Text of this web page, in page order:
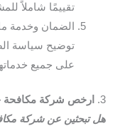
تقييمًا شاملاً
الضمان وخدمة
توضيح سياسة
على جميع
3.
ارخص شركة
هل تبحثين عن شركة